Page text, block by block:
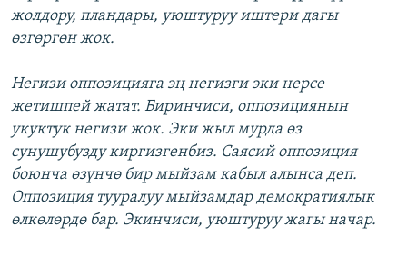
жолдору, пландары, уюштуруу иштери дагы
өзгөргөн жок.
Негизи оппозицияга эң негизги эки нерсе
жетишпей жатат. Биринчиси, оппозициянын
укуктук негизи жок. Эки жыл мурда өз
сунушубузду киргизгенбиз. Саясий оппозиция
боюнча өзүнчө бир мыйзам кабыл алынса деп.
Оппозиция тууралуу мыйзамдар демократиялык
өлкөлөрдө бар. Экинчиси, уюштуруу жагы начар.